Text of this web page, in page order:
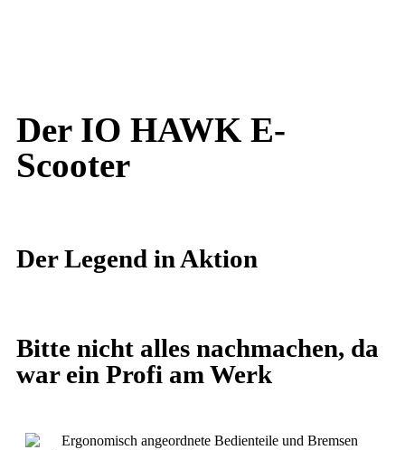
Der IO HAWK E-
Scooter
Der Legend in Aktion
Bitte nicht alles nachmachen, da
war ein Profi am Werk